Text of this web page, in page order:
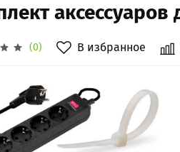
аксессуаров
(0) В избранное